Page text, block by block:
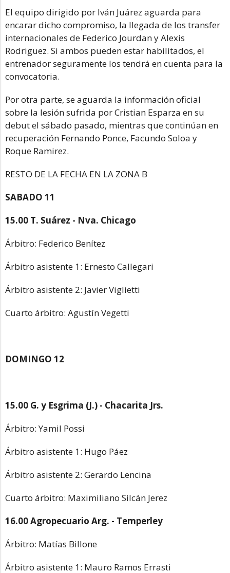
El equipo dirigido por Iván Juárez aguarda para
encarar dicho compromiso, la llegada de los transfer
internacionales de Federico Jourdan y Alexis
Rodriguez. Si ambos pueden estar habilitados, el
entrenador seguramente los tendrá en cuenta para la
convocatoria.
Por otra parte, se aguarda la información oficial
sobre la lesión sufrida por Cristian Esparza en su
debut el sábado pasado, mientras que continúan en
recuperación Fernando Ponce, Facundo Soloa y
Roque Ramirez.
RESTO DE LA FECHA EN LA ZONA B
SABADO 11
15.00 T. Suárez - Nva. Chicago
Árbitro: Federico Benítez
Árbitro asistente 1: Ernesto Callegari
Árbitro asistente 2: Javier Viglietti
Cuarto árbitro: Agustín Vegetti
DOMINGO 12
15.00 G. y Esgrima (J.) - Chacarita Jrs.
Árbitro: Yamil Possi
Árbitro asistente 1: Hugo Páez
Árbitro asistente 2: Gerardo Lencina
Cuarto árbitro: Maximiliano Silcán Jerez
16.00 Agropecuario Arg. - Temperley
Árbitro: Matías Billone
Árbitro asistente 1: Mauro Ramos Errasti